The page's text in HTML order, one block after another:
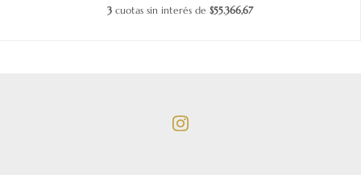
3 cuotas sin interés de $55.366,67